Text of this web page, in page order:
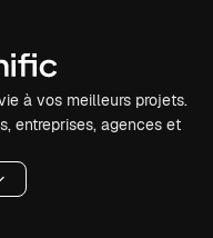
à vos meilleurs projets.
entreprises, agences et